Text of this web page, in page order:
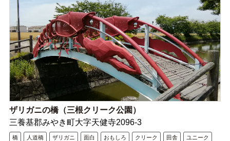
ザリガニの橋（三根クリーク公園）
三養基郡みやき町大字天健寺2096‐3
橋 人道橋 ザリガニ 面白 おもしろ クリーク 田舎 ユニーク